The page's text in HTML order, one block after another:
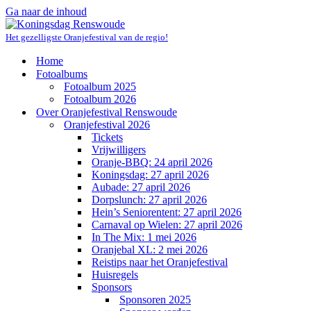
Ga naar de inhoud
Het gezelligste Oranjefestival van de regio!
Home
Fotoalbums
Fotoalbum 2025
Fotoalbum 2026
Over Oranjefestival Renswoude
Oranjefestival 2026
Tickets
Vrijwilligers
Oranje-BBQ: 24 april 2026
Koningsdag: 27 april 2026
Aubade: 27 april 2026
Dorpslunch: 27 april 2026
Hein’s Seniorentent: 27 april 2026
Carnaval op Wielen: 27 april 2026
In The Mix: 1 mei 2026
Oranjebal XL: 2 mei 2026
Reistips naar het Oranjefestival
Huisregels
Sponsors
Sponsoren 2025